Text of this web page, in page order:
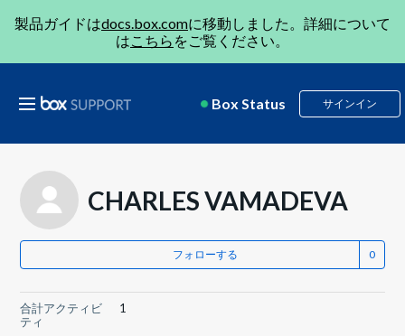
製品ガイドはdocs.box.comに移動しました。詳細について
はこちら をご覧ください。
Box Status サインイン
CHARLES VAMADEVA
フォローする
合計アクティビ
ティ
1